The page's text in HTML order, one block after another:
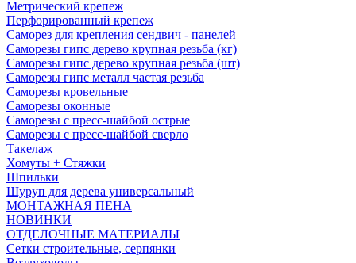
Метрический крепеж
Перфорированный крепеж
Саморез для крепления сендвич - панелей
Саморезы гипс дерево крупная резьба (кг)
Саморезы гипс дерево крупная резьба (шт)
Саморезы гипс металл частая резьба
Саморезы кровельные
Саморезы оконные
Саморезы с пресс-шайбой острые
Саморезы с пресс-шайбой сверло
Такелаж
Хомуты + Стяжки
Шпильки
Шуруп для дерева универсальный
МОНТАЖНАЯ ПЕНА
НОВИНКИ
ОТДЕЛОЧНЫЕ МАТЕРИАЛЫ
Сетки строительные, серпянки